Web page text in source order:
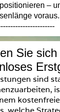
–
voraus.
Sie
sind